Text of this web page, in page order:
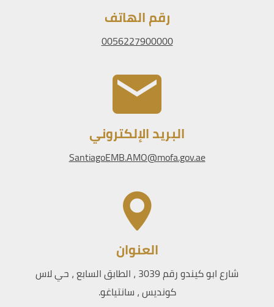
رقم الهاتف
0056227900000
البريد الإلكتروني
SantiagoEMB.AMO@mofa.gov.ae
العنوان
شارع ابو كيندو رقم 3039 ، الطابق السابع ، حي لاس
كونديس ، سانتياغو.